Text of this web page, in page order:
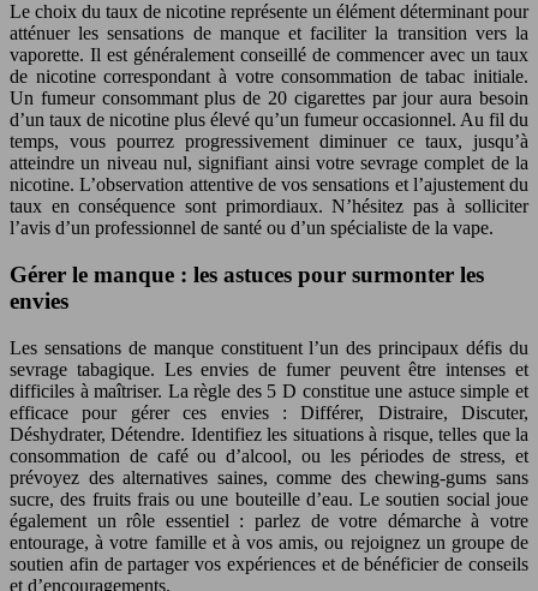
Le choix du taux de nicotine représente un élément déterminant pour
atténuer les sensations de manque et faciliter la transition vers la
vaporette. Il est généralement conseillé de commencer avec un taux
de nicotine correspondant à votre consommation de tabac initiale.
Un fumeur consommant plus de 20 cigarettes par jour aura besoin
d’un taux de nicotine plus élevé qu’un fumeur occasionnel. Au fil du
temps, vous pourrez progressivement diminuer ce taux, jusqu’à
atteindre un niveau nul, signifiant ainsi votre sevrage complet de la
nicotine. L’observation attentive de vos sensations et l’ajustement du
taux en conséquence sont primordiaux. N’hésitez pas à solliciter
l’avis d’un professionnel de santé ou d’un spécialiste de la vape.
Gérer le manque : les astuces pour surmonter les
envies
Les sensations de manque constituent l’un des principaux défis du
sevrage tabagique. Les envies de fumer peuvent être intenses et
difficiles à maîtriser. La règle des 5 D constitue une astuce simple et
efficace pour gérer ces envies : Différer, Distraire, Discuter,
Déshydrater, Détendre. Identifiez les situations à risque, telles que la
consommation de café ou d’alcool, ou les périodes de stress, et
prévoyez des alternatives saines, comme des chewing-gums sans
sucre, des fruits frais ou une bouteille d’eau. Le soutien social joue
également un rôle essentiel : parlez de votre démarche à votre
entourage, à votre famille et à vos amis, ou rejoignez un groupe de
soutien afin de partager vos expériences et de bénéficier de conseils
et d’encouragements.